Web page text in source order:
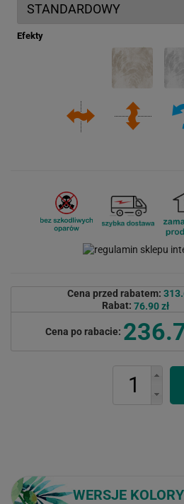
Efekty
Cena przed rabatem:
Rabat: 76.90 zł
Cena po rabacie:
WERSJE